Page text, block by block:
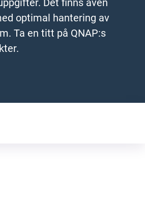
optimal hantering av
Ta en titt på QNAP:s